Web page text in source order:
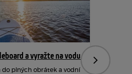
a vyražte na vodu
do plných obrátek a vodní